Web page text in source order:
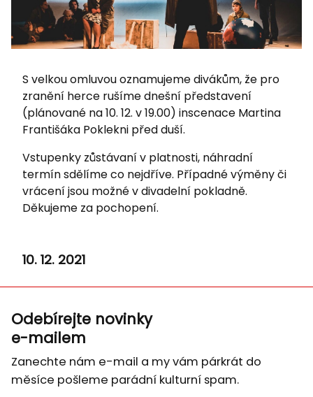
S velkou omluvou oznamujeme divákům, že pro
zranění herce rušíme dnešní představení
(plánované na 10. 12. v 19.00) inscenace Martina
Františáka Poklekni před duší.
Vstupenky zůstávaní v platnosti, náhradní
termín sdělíme co nejdříve. Případné výměny či
vrácení jsou možné v divadelní pokladně.
Děkujeme za pochopení.
10. 12. 2021
Odebírejte novinky
e-mailem
Zanechte nám e-mail a my vám párkrát do
měsíce pošleme parádní kulturní spam.